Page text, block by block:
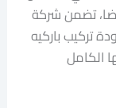
تضمن شركة
تركيب باركيه
الكامل